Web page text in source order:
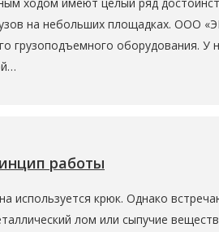
на небольших площадках. ООО
грузоподъемного оборудования. У
работы
используется крюк. Однако
лом или сыпучие